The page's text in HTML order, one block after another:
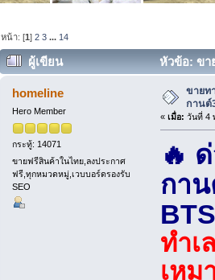
หน้า: [1]2 3 ... 14
ผู้เขียน
หัวข้อ: ขา
(อ่าน 4359 ครั้ง)
homeline
Hero Member
กระทู้: 14071
ขายฟรีสินค้าในไทย,ลงประกาศ
ฟรี,ทุกหมวดหมู่,เวบบอร์ดรองรับ
SEO
ขายท
กานต์
« เมื่อ: วันที่ 4
🔥
กาน
ทำเ
เหม